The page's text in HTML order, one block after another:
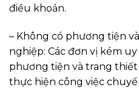
điều khoản.
– Không có phương tiện
nghiệp: Các đơn vị kém
phương tiện và trang
thực hiện công việc